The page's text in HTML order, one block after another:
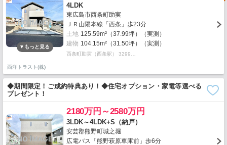
4LDK
東広島市西条町助実
ＪＲ山陽本線「西条」歩23分
土地 125.59m²（37.99坪）（実測）
建物 104.15m²（31.50坪）（実測）
西条町助実（西条駅） 3299…
西洋トラスト(株)
◆期間限定！ご成約特典あり！◆住宅オプション・家電等選べる
プレゼント！
2180万円～2580万円
3LDK～4LDK+S（納戸）
安芸郡熊野町城之堀
広電バス「熊野萩原車庫前」歩6分